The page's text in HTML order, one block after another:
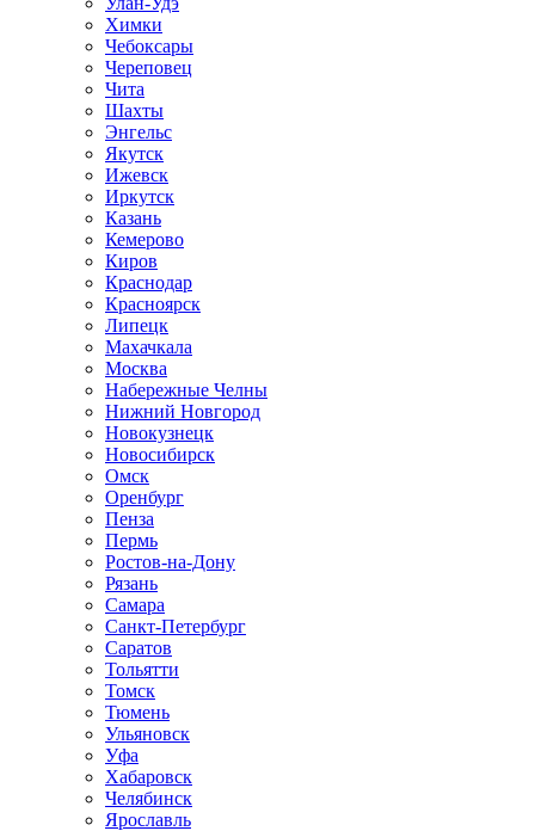
Химки
Чебоксары
Череповец
Чита
Шахты
Энгельс
Якутск
Ижевск
Иркутск
Казань
Кемерово
Киров
Краснодар
Красноярск
Липецк
Махачкала
Москва
Набережные Челны
Нижний Новгород
Новокузнецк
Новосибирск
Омск
Оренбург
Пенза
Пермь
Ростов-на-Дону
Рязань
Самара
Санкт-Петербург
Саратов
Тольятти
Томск
Тюмень
Ульяновск
Уфа
Хабаровск
Челябинск
Ярославль